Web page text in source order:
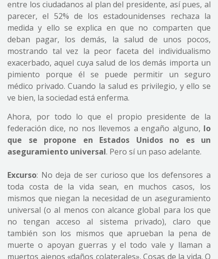
entre los ciudadanos al plan del presidente, así pues, al
parecer, el 52% de los estadounidenses rechaza la
medida y ello se explica en que no comparten que
deban pagar, los demás, la salud de unos pocos,
mostrando tal vez la peor faceta del individualismo
exacerbado, aquel cuya salud de los demás importa un
pimiento porque él se puede permitir un seguro
médico privado. Cuando la salud es privilegio, y ello se
ve bien, la sociedad está enferma.
Ahora, por todo lo que el propio presidente de la
federación dice, no nos llevemos a engaño alguno, lo
que se propone en Estados Unidos no es un
aseguramiento universal. Pero sí un paso adelante.
Excurso: No deja de ser curioso que los defensores a
toda costa de la vida sean, en muchos casos, los
mismos que niegan la necesidad de un aseguramiento
universal (o al menos con alcance global para los que
no tengan acceso al sistema privado), claro que
también son los mismos que aprueban la pena de
muerte o apoyan guerras y el todo vale y llaman a
muertos ajenos «daños colaterales». Cosas de la vida. O